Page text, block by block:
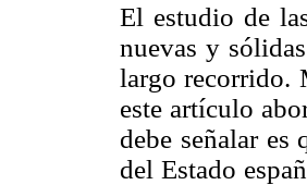
El estudio de
nuevas y
largo recorrido.
este artículo
debe señalar es
del Estado